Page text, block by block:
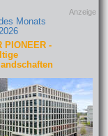
Anzeige
Monats
PIONEER -